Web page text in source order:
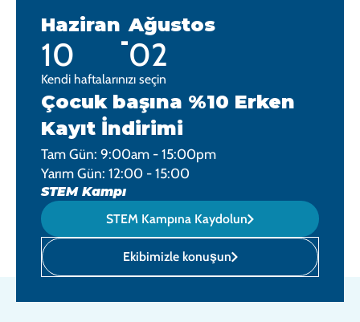
Haziran
10 -
Ağustos
02
Kendi haftalarınızı seçin
Çocuk başına %10 Erken
Kayıt İndirimi
Tam Gün: 9:00am - 15:00pm
Yarım Gün: 12:00 - 15:00
STEM Kampı
STEM Kampına Kaydolun
Ekibimizle konuşun